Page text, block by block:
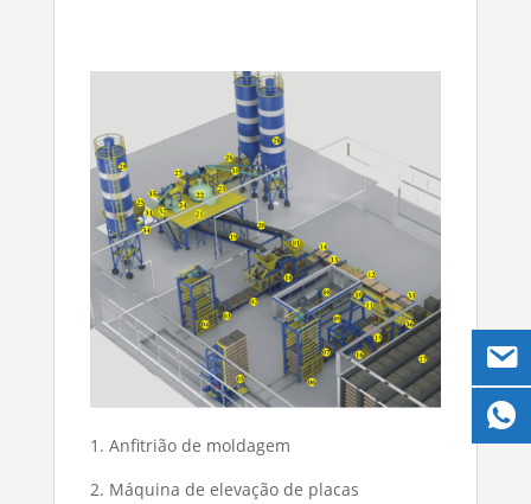
1. Anfitrião de moldagem
2. Máquina de elevação de placas